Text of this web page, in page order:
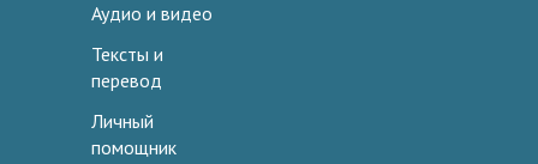
Аудио и видео
Тексты и
перевод
Личный
помощник